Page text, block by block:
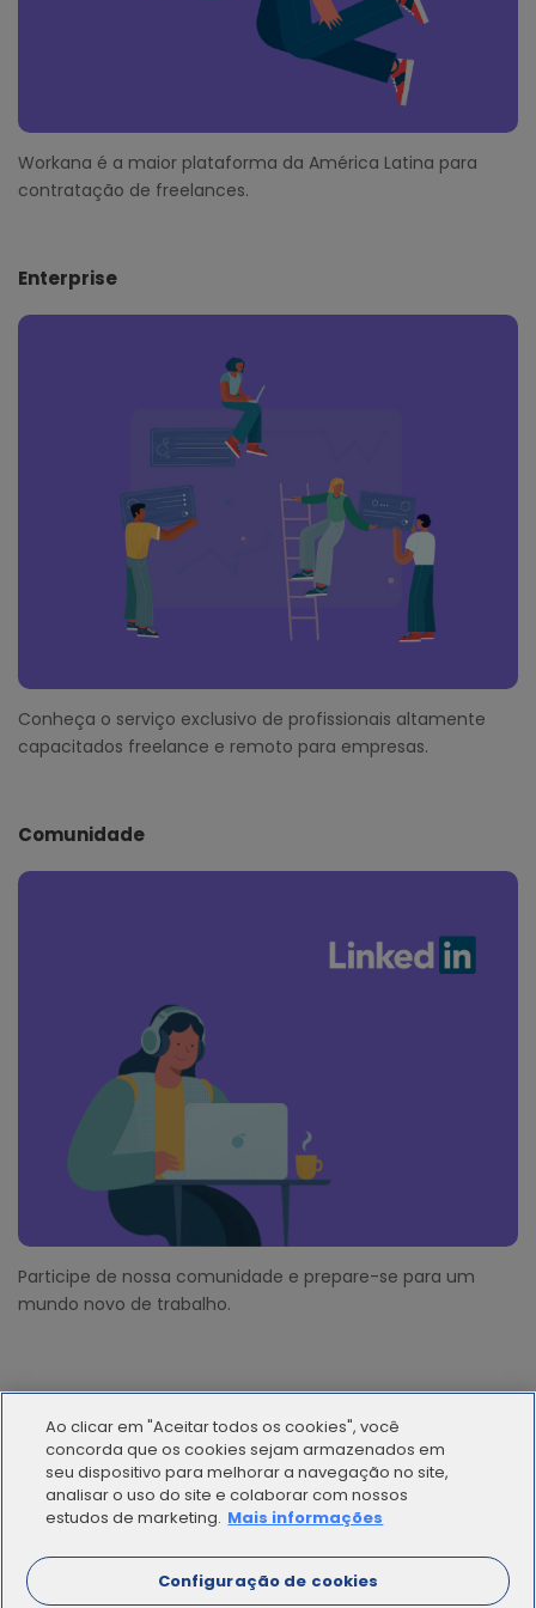
Workana é a maior plataforma da América Latina para
contratação de freelances.
Enterprise
Conheça o serviço exclusivo de profissionais altamente
capacitados freelance e remoto para empresas.
Comunidade
Participe de nossa comunidade e prepare-se para um
mundo novo de trabalho.
© 2012 - 2025 | Workana LLC - Todos los derechos
reservados
Ao clicar em "Aceitar todos os cookies", você
concorda que os cookies sejam armazenados em
seu dispositivo para melhorar a navegação no site,
analisar o uso do site e colaborar com nossos
estudos de marketing. Mais informações
Configuração de cookies